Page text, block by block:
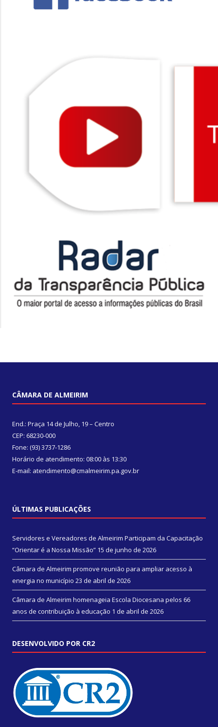
CÂMARA DE ALMEIRIM
End.: Praça 14 de Julho, 19 – Centro
CEP: 68230-000
Fone: (93) 3737-1286
Horário de atendimento: 08:00 às 13:30
E-mail: atendimento@cmalmeirim.pa.gov.br
ÚLTIMAS PUBLICAÇÕES
Servidores e Vereadores de Almeirim Participam da Capacitação
“Orientar é a Nossa Missão” 15 de junho de 2026
Câmara de Almeirim promove reunião para ampliar acesso à
energia no município 23 de abril de 2026
Câmara de Almeirim homenageia Escola Diocesana pelos 66
anos de contribuição à educação 1 de abril de 2026
DESENVOLVIDO POR CR2